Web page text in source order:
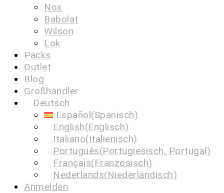
Nox
Babolat
Wilson
Lok
Packs
Outlet
Blog
Großhändler
Deutsch
Español(Spanisch)
English(Englisch)
Italiano(Italienisch)
Português(Portugiesisch, Portugal)
Français(Französisch)
Nederlands(Niederländisch)
Anmelden